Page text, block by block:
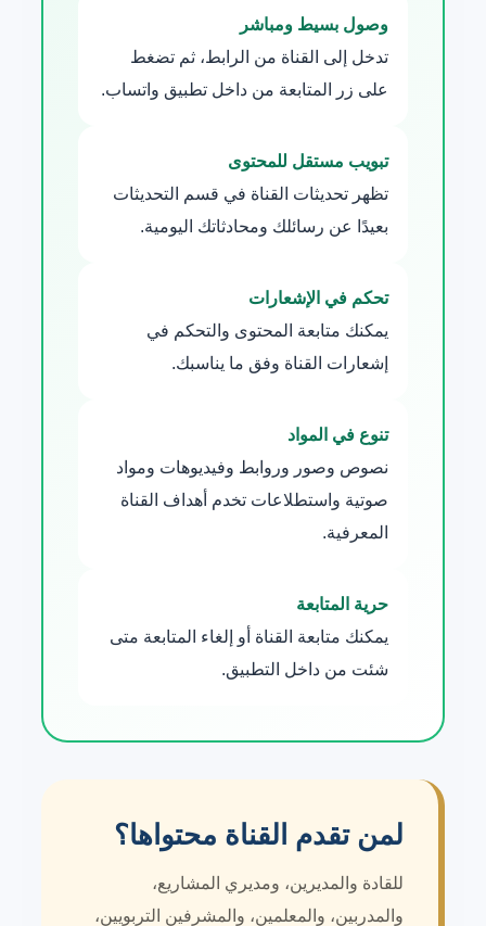
وصول بسيط ومباشر
تدخل إلى القناة من الرابط، ثم تضغط
على زر المتابعة من داخل تطبيق واتساب.
تبويب مستقل للمحتوى
تظهر تحديثات القناة في قسم التحديثات
بعيدًا عن رسائلك ومحادثاتك اليومية.
تحكم في الإشعارات
يمكنك متابعة المحتوى والتحكم في
إشعارات القناة وفق ما يناسبك.
تنوع في المواد
نصوص وصور وروابط وفيديوهات ومواد
صوتية واستطلاعات تخدم أهداف القناة
المعرفية.
حرية المتابعة
يمكنك متابعة القناة أو إلغاء المتابعة متى
شئت من داخل التطبيق.
لمن تقدم القناة محتواها؟
للقادة والمديرين، ومديري المشاريع،
والمدربين، والمعلمين، والمشرفين التربويين،